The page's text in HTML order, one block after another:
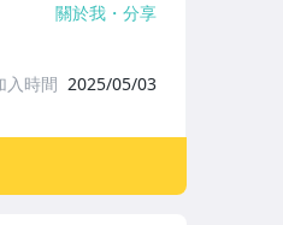
關於我 分享
入時間 2025/05/03